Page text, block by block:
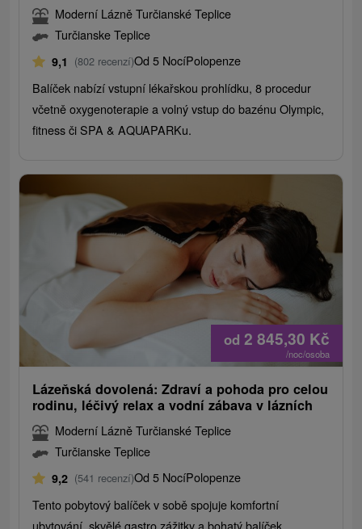
Moderní Lázně Turčianské Teplice
Turčianske Teplice
9,1 (802 recenzí)Od 5 NocíPolopenze
Balíček nabízí vstupní lékařskou prohlídku, 8 procedur
včetně oxygenoterapie a volný vstup do bazénu Olympic,
fitness či SPA & AQUAPARKu.
od 2 845,30 Kč
/noc/osoba
Lázeňská dovolená: Zdraví a pohoda pro celou
rodinu, léčivý relax a vodní zábava v lázních
Moderní Lázně Turčianské Teplice
Turčianske Teplice
9,2 (541 recenzí)Od 5 NocíPolopenze
Tento pobytový balíček v sobě spojuje komfortní